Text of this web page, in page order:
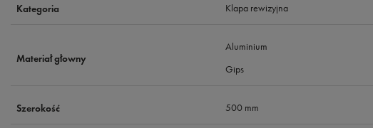
Kategoria Klapa rewizyjna
Materiał głowny
Aluminium
Gips
Szerokość 500 mm